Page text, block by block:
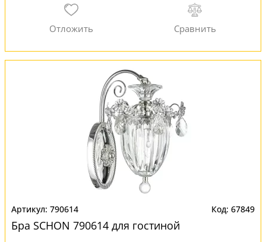
790614 67849
Бра SCHON 790614 для гостиной